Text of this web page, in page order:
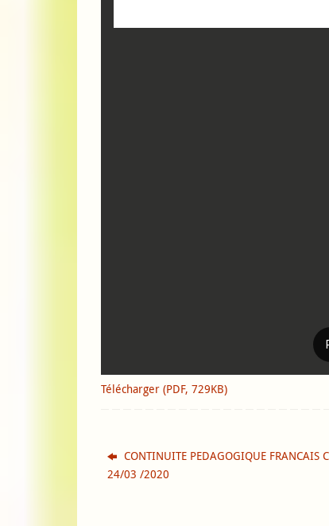
Télécharger (PDF, 729KB)
CONTINUITE PEDAGOGIQUE FRANCAIS
24/03 /2020